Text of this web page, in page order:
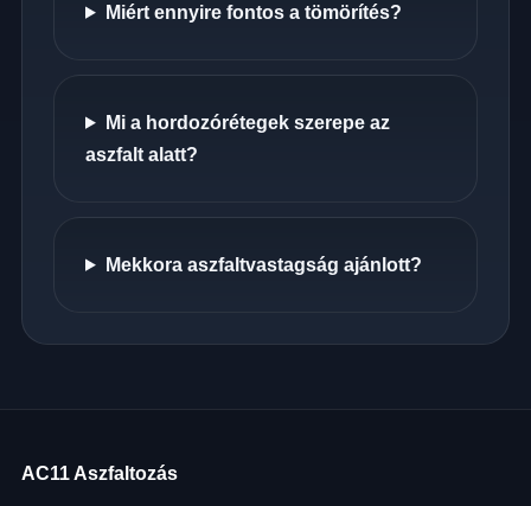
Miért ennyire fontos a tömörítés?
Mi a hordozórétegek szerepe az
aszfalt alatt?
Mekkora aszfaltvastagság ajánlott?
AC11 Aszfaltozás